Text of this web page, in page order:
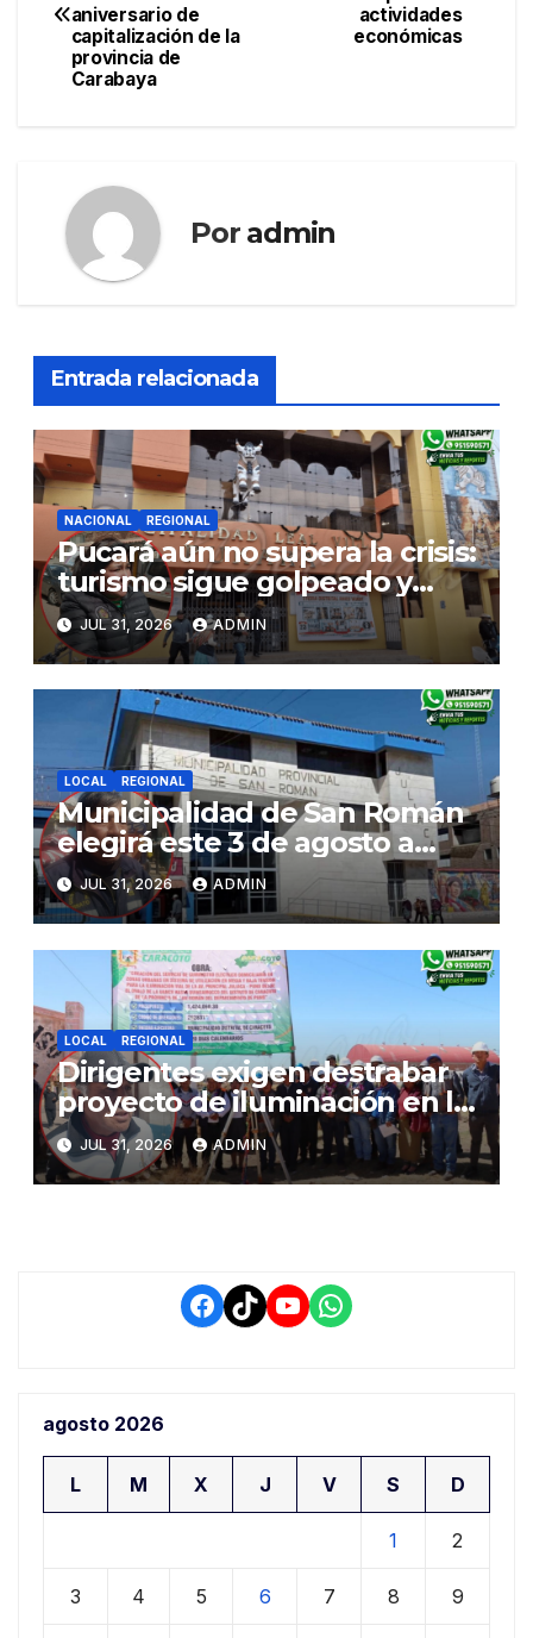
de
entradas
actividades
económicas
aniversario de
capitalización de la
provincia de
Carabaya
Por admin
Entrada relacionada
NACIONAL REGIONAL
Pucará aún no supera la crisis:
turismo sigue golpeado y
alcaldesa exige al nuevo
Gobierno fondos para obras
paralizadas
JUL 31, 2026 ADMIN
LOCAL REGIONAL
Municipalidad de San Román
elegirá este 3 de agosto a
representantes del Comité
de Seguridad y Salud en el
Trabajo
JUL 31, 2026 ADMIN
LOCAL REGIONAL
Dirigentes exigen destrabar
proyecto de iluminación en la
salida a Puno y alertan por
demora que pone en riesgo a
conductores
JUL 31, 2026 ADMIN
Facebook
TikTokYouTube
WhatsApp
agosto 2026
L M X J V S D
1 2
3 4 5 6 7 8 9